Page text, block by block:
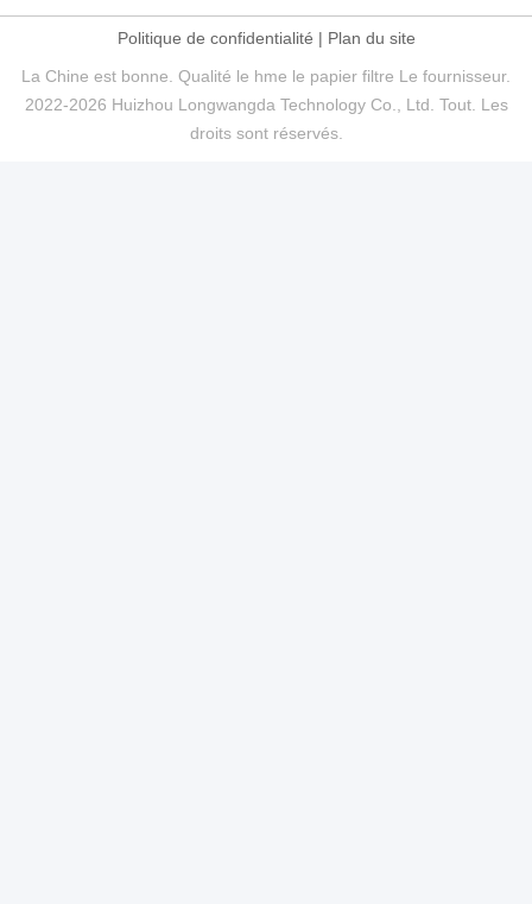
Politique de confidentialité | Plan du site
La Chine est bonne. Qualité le hme le papier filtre Le fournisseur.
2022-2026 Huizhou Longwangda Technology Co., Ltd. Tout. Les
droits sont réservés.